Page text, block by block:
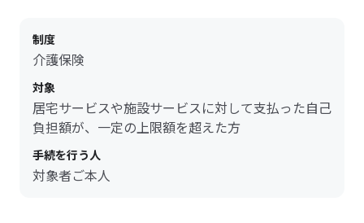
制度
介護保険
対象
居宅サービスや施設サービスに対して支払った自己
負担額が、一定の上限額を超えた方
手続を行う人
対象者ご本人